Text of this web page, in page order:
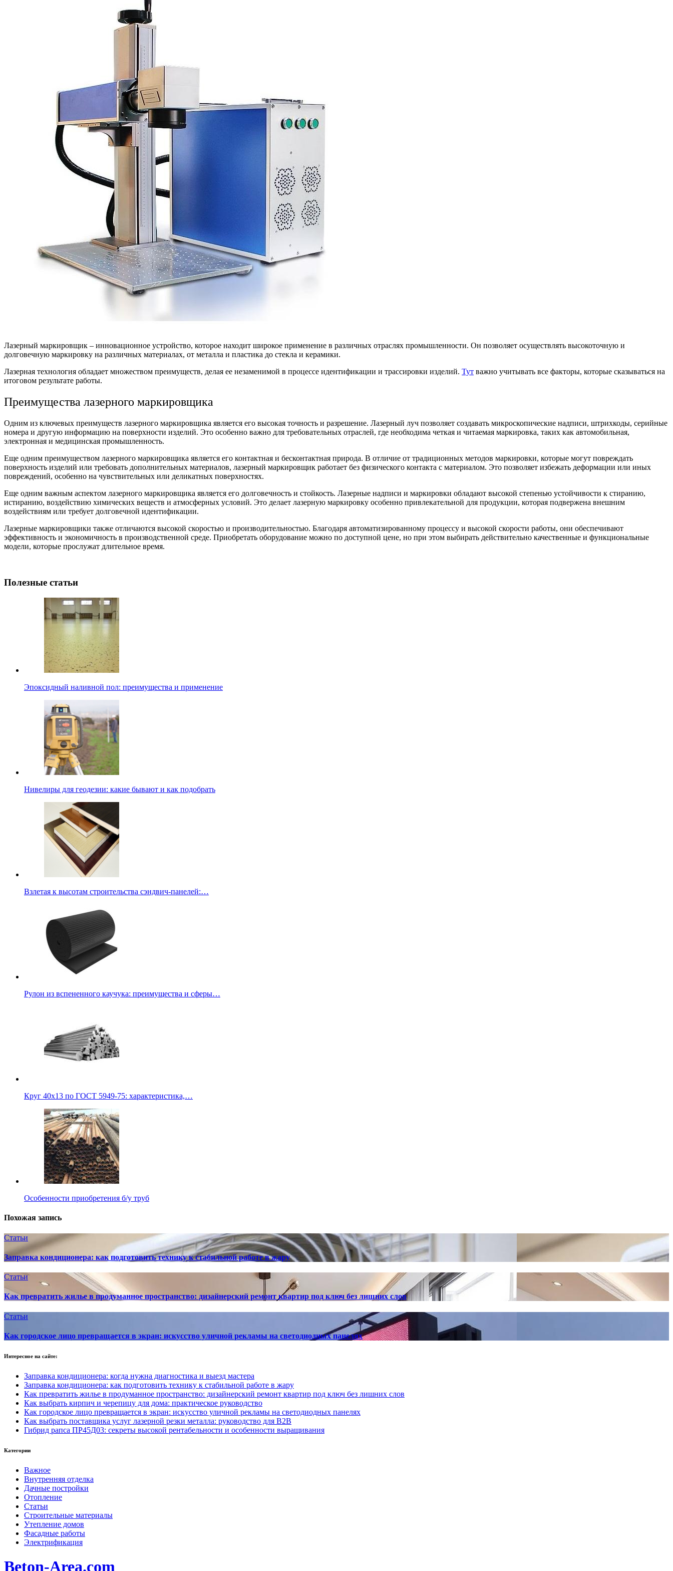
Лазерный маркировщик – инновационное устройство, которое находит широкое применение в различных отраслях промышленности. Он позволяет осуществлять высокоточную и
долговечную маркировку на различных материалах, от металла и пластика до стекла и керамики.
Лазерная технология обладает множеством преимуществ, делая ее незаменимой в процессе идентификации и трассировки изделий. Тут важно учитывать все факторы, которые сказываться на
итоговом результате работы.
Преимущества лазерного маркировщика
Одним из ключевых преимуществ лазерного маркировщика является его высокая точность и разрешение. Лазерный луч позволяет создавать микроскопические надписи, штрихкоды, серийные
номера и другую информацию на поверхности изделий. Это особенно важно для требовательных отраслей, где необходима четкая и читаемая маркировка, таких как автомобильная,
электронная и медицинская промышленность.
Еще одним преимуществом лазерного маркировщика является его контактная и бесконтактная природа. В отличие от традиционных методов маркировки, которые могут повреждать
поверхность изделий или требовать дополнительных материалов, лазерный маркировщик работает без физического контакта с материалом. Это позволяет избежать деформации или иных
повреждений, особенно на чувствительных или деликатных поверхностях.
Еще одним важным аспектом лазерного маркировщика является его долговечность и стойкость. Лазерные надписи и маркировки обладают высокой степенью устойчивости к стиранию,
истиранию, воздействию химических веществ и атмосферных условий. Это делает лазерную маркировку особенно привлекательной для продукции, которая подвержена внешним
воздействиям или требует долговечной идентификации.
Лазерные маркировщики также отличаются высокой скоростью и производительностью. Благодаря автоматизированному процессу и высокой скорости работы, они обеспечивают
эффективность и экономичность в производственной среде. Приобретать оборудование можно по доступной цене, но при этом выбирать действительно качественные и функциональные
модели, которые прослужат длительное время.
Полезные статьи
Эпоксидный наливной пол: преимущества и применение
Нивелиры для геодезии: какие бывают и как подобрать
Взлетая к высотам строительства сэндвич-панелей:…
Рулон из вспененного каучука: преимущества и сферы…
Круг 40х13 по ГОСТ 5949-75: характеристика,…
Особенности приобретения б/у труб
Похожая запись
Статьи
Заправка кондиционера: как подготовить технику к стабильной работе в жару
Статьи
Как превратить жилье в продуманное пространство: дизайнерский ремонт квартир под ключ без лишних слов
Статьи
Как городское лицо превращается в экран: искусство уличной рекламы на светодиодных панелях
Интересное на сайте:
Заправка кондиционера: когда нужна диагностика и выезд мастера
Заправка кондиционера: как подготовить технику к стабильной работе в жару
Как превратить жилье в продуманное пространство: дизайнерский ремонт квартир под ключ без лишних слов
Как выбрать кирпич и черепицу для дома: практическое руководство
Как городское лицо превращается в экран: искусство уличной рекламы на светодиодных панелях
Как выбрать поставщика услуг лазерной резки металла: руководство для B2B
Гибрид рапса ПР45Д03: секреты высокой рентабельности и особенности выращивания
Категории
Важное
Внутренняя отделка
Дачные постройки
Отопление
Статьи
Строительные материалы
Утепление домов
Фасадные работы
Электрификация
Beton-Area.com